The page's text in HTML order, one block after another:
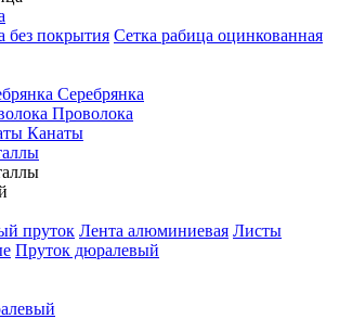
без покрытия Сетка рабица оцинкованная
Серебрянка
Проволока
Канаты
пруток Лента алюминиевая Листы
Пруток дюралевый